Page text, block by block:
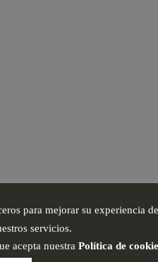
para mejorar su experiencia de
servicios.
acepta nuestra Política de